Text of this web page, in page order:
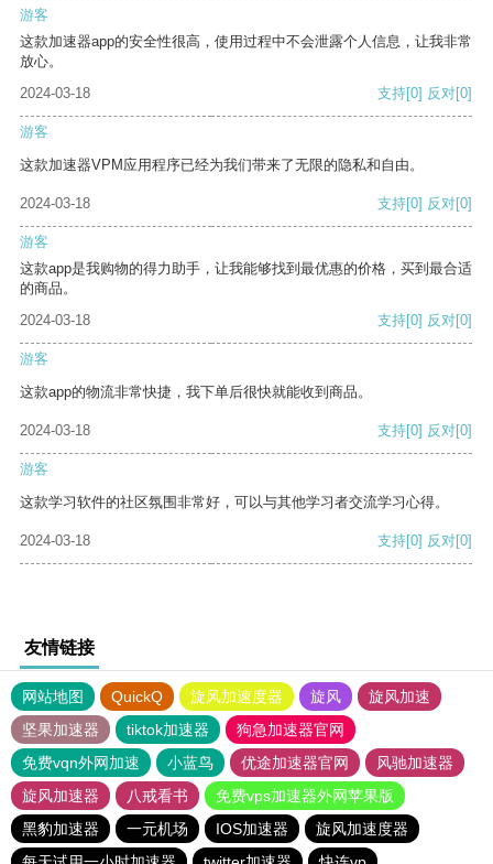
游客
这款加速器app的安全性很高，使用过程中不会泄露个人信息，让我非常
放心。
2024-03-18
支持[0] 反对[0]
游客
这款加速器VPM应用程序已经为我们带来了无限的隐私和自由。
2024-03-18 支持[0] 反对[0]
游客
这款app是我购物的得力助手，让我能够找到最优惠的价格，买到最合适
的商品。
2024-03-18
支持[0] 反对[0]
游客
这款app的物流非常快捷，我下单后很快就能收到商品。
2024-03-18 支持[0] 反对[0]
游客
这款学习软件的社区氛围非常好，可以与其他学习者交流学习心得。
2024-03-18 支持[0] 反对[0]
友情链接
网站地图 QuickQ 旋风加速度器 旋风
旋风加速
坚果加速器
tiktok加速器
狗急加速器官网
免费vqn外网加速
小蓝鸟 优途加速器官网
风驰加速器
旋风加速器
八戒看书
免费vps加速器外网苹果版
黑豹加速器
一元机场 IOS加速器
旋风加速度器